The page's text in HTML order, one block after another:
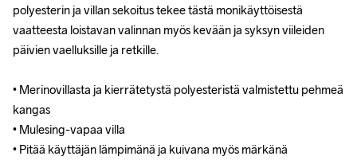
polyesterin ja villan sekoitus tekee tästä monikäyttöisestä
vaatteesta loistavan valinnan myös kevään ja syksyn viileiden
päivien vaelluksille ja retkille.
• Merinovillasta ja kierrätetystä polyesteristä valmistettu pehmeä
kangas
• Mulesing-vapaa villa
• Pitää käyttäjän lämpimänä ja kuivana myös märkänä
polyesterin ja villan sekoitus tekee tästä monikäyttöisestä
vaatteesta loistavan valinnan myös kevään ja syksyn viileiden
päivien vaelluksille ja retkille.
• Merinovillasta ja kierrätetystä polyesteristä valmistettu pehmeä
kangas
• Mulesing-vapaa villa
• Pitää käyttäjän lämpimänä ja kuivana myös märkänä